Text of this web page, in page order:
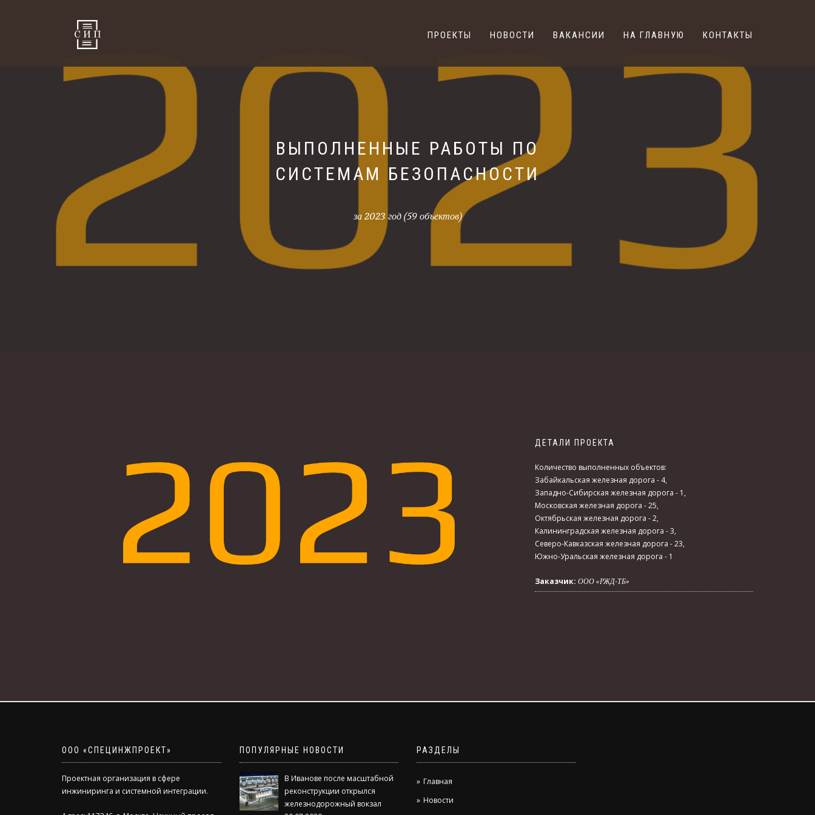
ПРОЕКТЫ НОВОСТИ ВАКАНСИИ НА ГЛАВНУЮ КОНТАКТЫ
ВЫПОЛНЕННЫЕ РАБОТЫ ПО
СИСТЕМАМ БЕЗОПАСНОСТИ
за 2023 год (59 объектов)
ДЕТАЛИ ПРОЕКТА
Количество выполненных объектов:
Забайкальская железная дорога - 4,
Западно-Сибирская железная дорога - 1,
Московская железная дорога - 25,
Октябрьская железная дорога - 2,
Калининградская железная дорога - 3,
Северо-Кавказская железная дорога - 23,
Южно-Уральская железная дорога - 1
Заказчик: ООО «РЖД-ТБ»
ООО «СПЕЦИНЖПРОЕКТ»
Проектная организация в сфере
инжиниринга и системной интеграции.
ПОПУЛЯРНЫЕ НОВОСТИ
В Иванове после масштабной
реконструкции открылся
железнодорожный вокзал
РАЗДЕЛЫ
Главная
Новости